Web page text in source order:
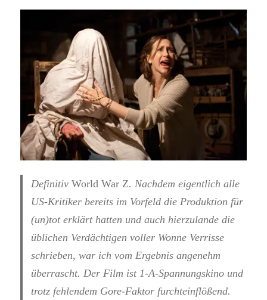
DefinitivWorld War Z. Nachdem eigentlich alle
US-Kritiker bereits im Vorfeld die Produktion für
(un)tot erklärt hatten und auch hierzulande die
üblichen Verdächtigen voller Wonne Verrisse
schrieben, war ich vom Ergebnis angenehm
überrascht. Der Film ist 1-A-Spannungskino und
trotz fehlendem Gore-Faktor furchteinflößend.